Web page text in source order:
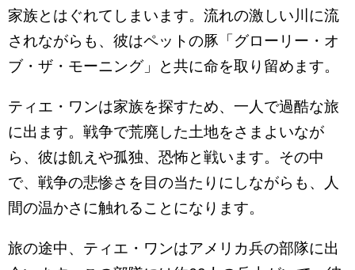
家族とはぐれてしまいます。流れの激しい川に流
されながらも、彼はペットの豚「グローリー・オ
ブ・ザ・モーニング」と共に命を取り留めます。
ティエ・ワンは家族を探すため、一人で過酷な旅
に出ます。戦争で荒廃した土地をさまよいなが
ら、彼は飢えや孤独、恐怖と戦います。その中
で、戦争の悲惨さを目の当たりにしながらも、人
間の温かさに触れることになります。
旅の途中、ティエ・ワンはアメリカ兵の部隊に出